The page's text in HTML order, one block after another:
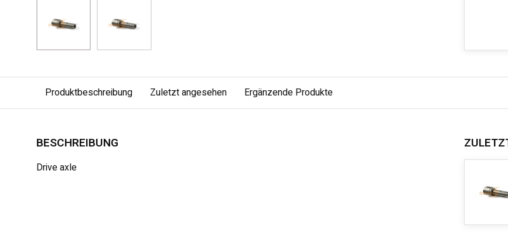
Produktbeschreibung Zuletzt angesehen Ergänzende Produkte
BESCHREIBUNG
Drive axle